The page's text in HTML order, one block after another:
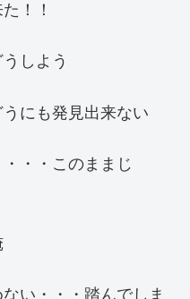
！！
しよう
にも発見出来ない
・・このままじ
い・・・踏んでしま